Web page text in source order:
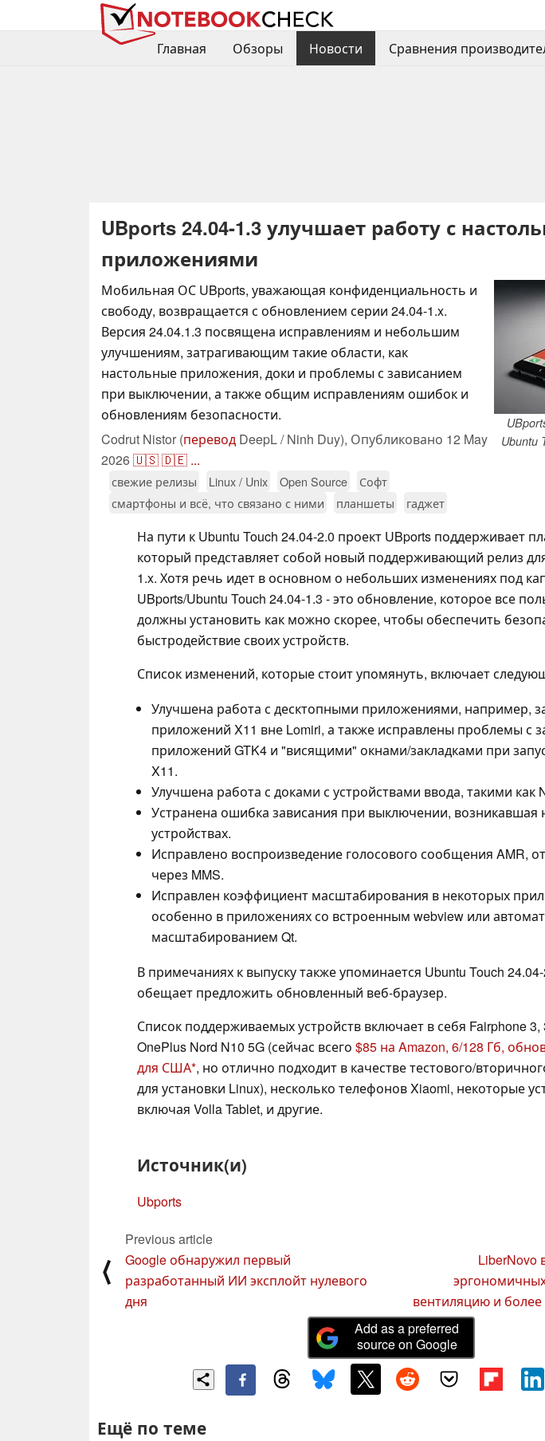
Главная
Обзоры Новости Сравнения
UBports 24.04-1.3 улучшает работу с
приложениями
Ubuntu
Мобильная ОС UBports, уважающая конфиденциальность и
свободу, возвращается с обновлением серии 24.04-1.x.
Версия 24.04.1.3 посвящена исправлениям и небольшим
улучшениям, затрагивающим такие области, как
настольные приложения, доки и проблемы с зависанием
при выключении, а также общим исправлениям ошибок и
обновлениям безопасности.
Codrut Nistor (перевод DeepL / Ninh Duy), Опубликовано 12 May
2026🇺🇸🇩🇪 ...
свежие релизы Linux / Unix Open Source
Софт
смартфоны и всё, что связано с ними
планшеты гаджет
На пути к Ubuntu Touch 24.04-2.0 проект UBports поддерживает
который представляет собой новый поддерживающий релиз
1.x. Хотя речь идет в основном о небольших изменениях под
UBports/Ubuntu Touch 24.04-1.3 - это обновление, которое все
должны установить как можно скорее, чтобы обеспечить
быстродействие своих устройств.
Список изменений, которые стоит упомянуть, включает
Улучшена работа с десктопными приложениями, например,
приложений X11 вне Lomiri, а также исправлены проблемы с
приложений GTK4 и "висящими" окнами/закладками при
X11.
Улучшена работа с доками с устройствами ввода, такими как
Устранена ошибка зависания при выключении, возникавшая
устройствах.
Исправлено воспроизведение голосового сообщения AMR,
через MMS.
Исправлен коэффициент масштабирования в некоторых
особенно в приложениях со встроенным webview или
масштабированием Qt.
В примечаниях к выпуску также упоминается Ubuntu Touch
обещает предложить обновленный веб-браузер.
Список поддерживаемых устройств включает в себя Fairphone 3,
OnePlus Nord N10 5G (сейчас всего $85 на Amazon, 6/128 Гб,
для США , но отлично подходит в качестве тестового/
для установки Linux), несколько телефонов Xiaomi, некоторые
включая Volla Tablet, и другие.
Источник(и)
Ubports
⟨
Previous article
Google обнаружил первый
разработанный ИИ эксплойт нулевого
дня
LiberNovo
вентиляцию и
Add as a preferred
source on Google
Ещё по теме